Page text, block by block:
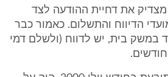
את דחיית ההודעה לצד
הדיווח והתשלום. כאמור כבר
במשק בית, יש לדווח (ולשלם דמי